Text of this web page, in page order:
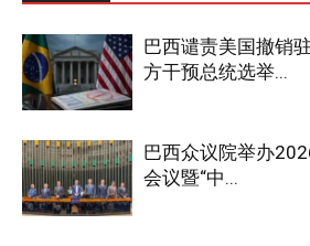
巴西谴责美国撤销
方干预总统选举...
巴西众议院举办
会议暨“中...